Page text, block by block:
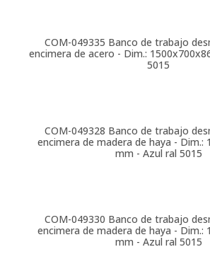
COM-049335 Banco de trabajo
encimera de acero - Dim.:
5015
COM-049328 Banco de trabajo
encimera de madera de haya - Dim.:
mm - Azul ral 5015
COM-049330 Banco de trabajo
encimera de madera de haya - Dim.:
mm - Azul ral 5015